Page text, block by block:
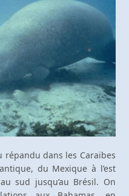
répandu dans les Caraïbes
du Mexique à l’est
sud jusqu’au Brésil. On